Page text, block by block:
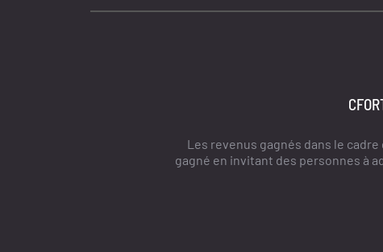
Les revenus gagnés dans le
gagné en invitant des personnes à